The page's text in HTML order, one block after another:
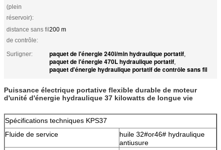
(plein
réservoir):
distance sans fil
de contrôle:
200 m
Surligner: paquet de l'énergie 240l/min hydraulique portatif,
paquet de l'énergie 470L hydraulique portatif,
paquet d'énergie hydraulique portatif de contrôle sans fil
Puissance électrique portative flexible durable de moteur
d'unité d'énergie hydraulique 37 kilowatts de longue vie
Spécifications techniques KPS37
Fluide de service
huile 32#or46# hydraulique
antiusure